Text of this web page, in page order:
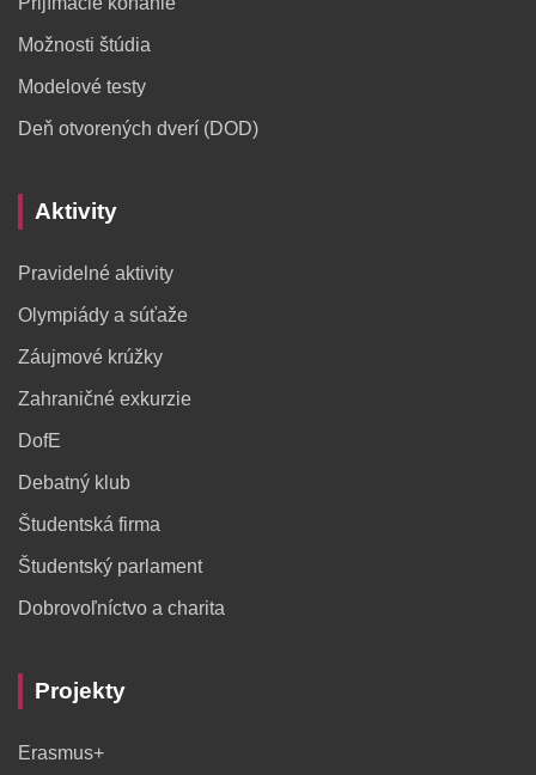
Možnosti štúdia
Modelové testy
Deň otvorených dverí (DOD)
Aktivity
Pravidelné aktivity
Olympiády a súťaže
Záujmové krúžky
Zahraničné exkurzie
DofE
Debatný klub
Študentská firma
Študentský parlament
Dobrovoľníctvo a charita
Projekty
Erasmus+